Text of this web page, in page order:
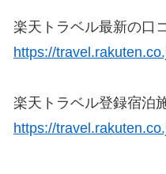
楽天トラベル最新の口
https://
楽天トラベル登録宿泊
https://